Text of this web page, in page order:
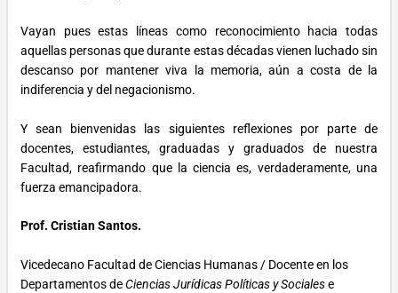
Vayan pues estas líneas como reconocimiento hacia todas
aquellas personas que durante estas décadas vienen luchado sin
descanso por mantener viva la memoria, aún a costa de la
indiferencia y del negacionismo.
Y sean bienvenidas las siguientes reflexiones por parte de
docentes, estudiantes, graduadas y graduados de nuestra
Facultad, reafirmando que la ciencia es, verdaderamente, una
fuerza emancipadora.
Prof. Cristian Santos.
Vicedecano Facultad de Ciencias Humanas / Docente en los
Departamentos deCiencias Jurídicas Políticas y Socialese